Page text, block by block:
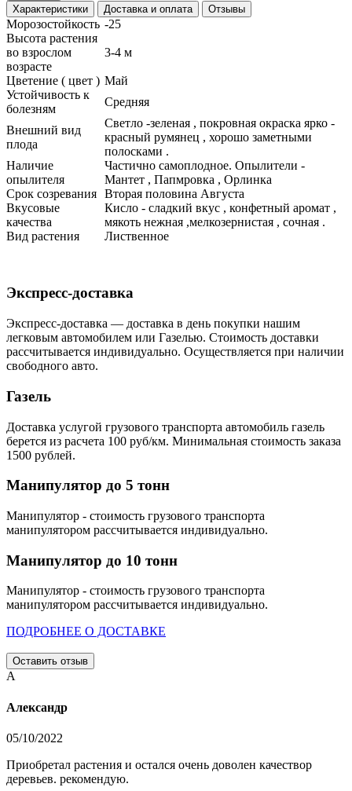
Характеристики
Доставка и оплата Отзывы
Морозостойкость -25
Высота растения
во взрослом
возрасте
3-4 м
Цветение ( цвет ) Май
Устойчивость к
болезням
Средняя
Внешний вид
плода
Светло -зеленая , покровная окраска ярко -
красный румянец , хорошо заметными
полосками .
Наличие
опылителя
Частично самоплодное. Опылители -
Мантет , Папмровка , Орлинка
Срок созревания Вторая половина Августа
Вкусовые
качества
Кисло - сладкий вкус , конфетный аромат ,
мякоть нежная ,мелкозернистая , сочная .
Вид растения
Лиственное
Экспресс-доставка
Экспресс-доставка — доставка в день покупки нашим
легковым автомобилем или Газелью. Стоимость доставки
рассчитывается индивидуально. Осуществляется при наличии
свободного авто.
Газель
Доставка услугой грузового транспорта автомобиль газель
берется из расчета 100 руб/км. Минимальная стоимость заказа
1500 рублей.
Манипулятор до 5 тонн
Манипулятор - стоимость грузового транспорта
манипулятором рассчитывается индивидуально.
Манипулятор до 10 тонн
Манипулятор - стоимость грузового транспорта
манипулятором рассчитывается индивидуально.
ПОДРОБНЕЕ О ДОСТАВКЕ
Оставить отзыв
А
Александр
05/10/2022
Приобретал растения и остался очень доволен качествор
деревьев. рекомендую.